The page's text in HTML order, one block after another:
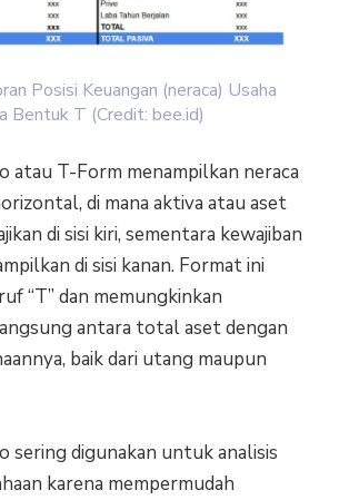
Posisi Keuangan (neraca) Usaha
Bentuk T (Credit: bee.id)
T-Form menampilkan neraca
di mana aktiva atau aset
di sisi kiri, sementara kewajiban
di sisi kanan. Format ini
“T” dan memungkinkan
antara total aset dengan
baik dari utang maupun
sering digunakan untuk analisis
karena mempermudah